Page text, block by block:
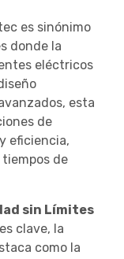
es sinónimo
donde la
eléctricos
esta
de
eficiencia,
de
sin Límites
clave, la
como la